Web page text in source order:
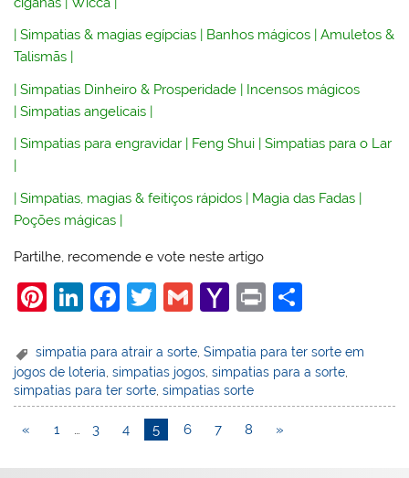
|Simpatias & magias egípcias Banhos mágicos |Amuletos &
Talismãs
|Simpatias Dinheiro & Prosperidade | Incensos mágicos
|Simpatias angelicais |
|Simpatias para engravidar | Feng Shui |Simpatias para o Lar
|
|Simpatias, magias & feitiços rápidos | Magia das Fadas |
Poções mágicas |
Partilhe, recomende e vote neste artigo
Pi
er
e
st
Li
k
e
dI
n
F
c
e
b
o
T
itt
er
G
ai
l
Y
h
o
o
M
Pr
t
ar
e
simpatia para atrair a sorte ,Simpatia para ter sorte em
jogos de loteria ,simpatias jogos ,simpatias para a sorte
simpatias para ter sorte ,simpatias sorte
« 1 … 3 4 5 6 7 8 »